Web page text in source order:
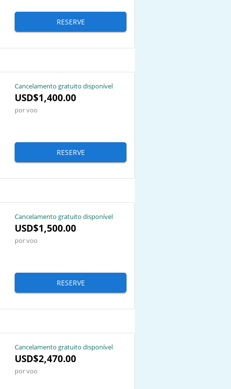
RESERVE
Cancelamento gratuito disponível
USD$1,400.00
por voo
RESERVE
Cancelamento gratuito disponível
USD$1,500.00
por voo
RESERVE
Cancelamento gratuito disponível
USD$2,470.00
por voo